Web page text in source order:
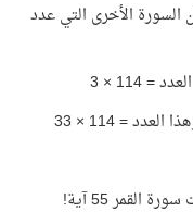
السورة الأخرى التي عدد
55 آية!